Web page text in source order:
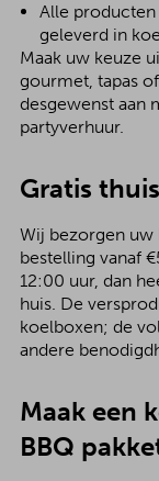
Alle
geleverd in
Maak uw keuze
gourmet, tapas
desgewenst aan
partyverhuur.
Gratis
Wij bezorgen uw
bestelling vanaf
12:00 uur, dan
huis. De
koelboxen; de
andere
Maak een
BBQ